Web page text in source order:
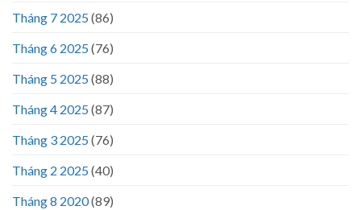
Tháng 7 2025(86)
Tháng 6 2025(76)
Tháng 5 2025(88)
Tháng 4 2025(87)
Tháng 3 2025(76)
Tháng 2 2025(40)
Tháng 8 2020(89)